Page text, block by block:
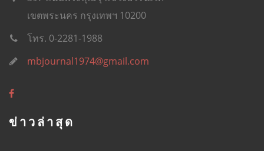
เขตพระนคร กรุงเทพฯ 10200
โทร. 0-2281-1988
mbjournal1974@gmail.com
ข่าวล่าสุด